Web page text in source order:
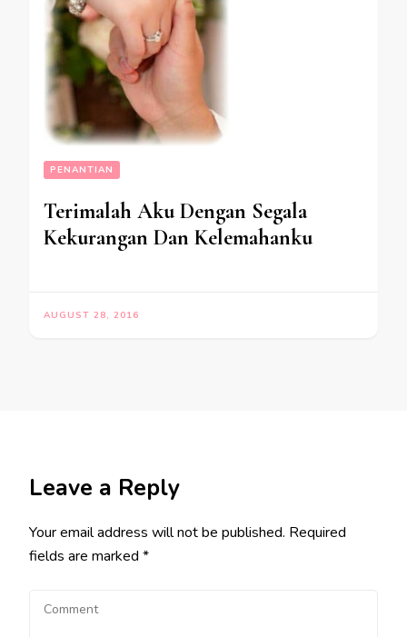
PENANTIAN
Terimalah Aku Dengan Segala
Kekurangan Dan Kelemahanku
AUGUST 28, 2016
Leave a Reply
Your email address will not be published. Required
fields are marked *